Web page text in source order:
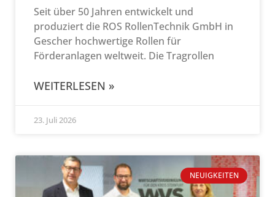
Seit über 50 Jahren entwickelt und
produziert die ROS RollenTechnik GmbH in
Gescher hochwertige Rollen für
Förderanlagen weltweit. Die Tragrollen
WEITERLESEN »
23. Juli 2026
NEUIGKEITEN